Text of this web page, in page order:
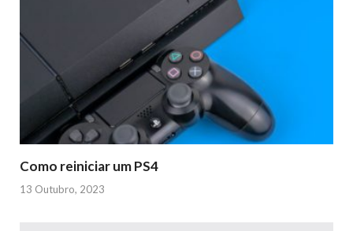
Como reiniciar um PS4
13 Outubro, 2023